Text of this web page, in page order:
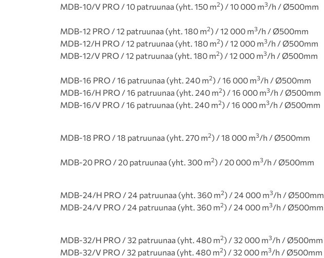
MDB-10/V PRO / 10 patruunaa (yht. 150 m2) / 10 000 m3/h / Ø500mm
MDB-12 PRO / 12 patruunaa (yht. 180 m2) / 12 000 m3/h / Ø500mm
MDB-12/H PRO / 12 patruunaa (yht. 180 m2) / 12 000 m3/h / Ø500mm
MDB-12/V PRO / 12 patruunaa (yht. 180 m2) / 12 000 m3/h / Ø500mm
MDB-16 PRO / 16 patruunaa (yht. 240 m2) / 16 000 m3/h / Ø500mm
MDB-16/H PRO / 16 patruunaa (yht. 240 m2) / 16 000 m3/h / Ø500mm
MDB-16/V PRO / 16 patruunaa (yht. 240 m2) / 16 000 m3/h / Ø500mm
MDB-18 PRO / 18 patruunaa (yht. 270 m2) / 18 000 m3/h / Ø500mm
MDB-20 PRO / 20 patruunaa (yht. 300 m2) / 20 000 m3/h / Ø500mm
MDB-24/H PRO / 24 patruunaa (yht. 360 m2) / 24 000 m3/h / Ø500mm
MDB-24/V PRO / 24 patruunaa (yht. 360 m2) / 24 000 m3/h / Ø500mm
MDB-32/H PRO / 32 patruunaa (yht. 480 m2) / 32 000 m3/h / Ø500mm
MDB-32/V PRO / 32 patruunaa (yht. 480 m2) / 32 000 m3/h / Ø500mm